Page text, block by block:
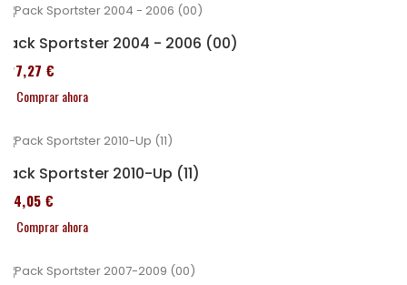
Pack Sportster 2004 - 2006 (00)
227,27 €
Comprar ahora
Pack Sportster 2010-Up (11)
314,05 €
Comprar ahora